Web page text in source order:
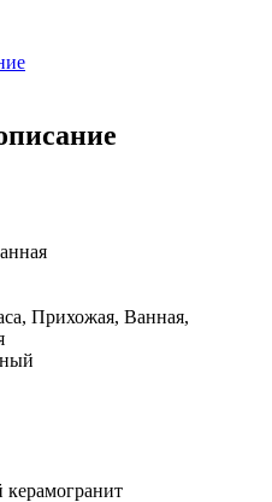
Прихожая, Ванная,